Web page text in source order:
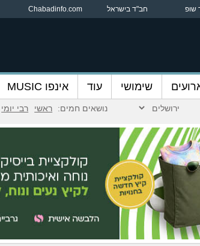
שופ חב"ד בישראל Chabadinfo.com
שימושי עוד אינפו MUSIC
נושאים חמים: ראשי רבי יומי